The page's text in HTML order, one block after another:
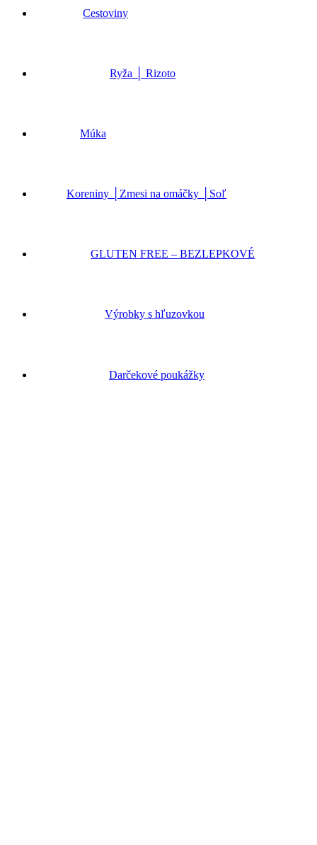
Cestoviny
Ryža │ Rizoto
Múka
Koreniny │Zmesi na omáčky │Soľ
GLUTEN FREE – BEZLEPKOVÉ
Výrobky s hľuzovkou
Darčekové poukážky